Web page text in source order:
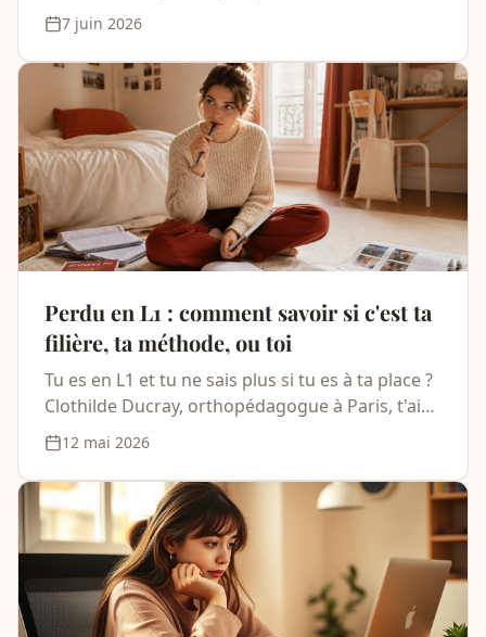
Ducray, orthopédagogue à Paris, t'explique
pourquoi la motivation ne se force pas et
comment la relancer.
7 juin 2026
Perdu en L1 : comment savoir si c'est ta
filière, ta méthode, ou toi
Tu es en L1 et tu ne sais plus si tu es à ta place ?
Clothilde Ducray, orthopédagogue à Paris, t'aide
à distinguer les 3 causes possibles et à décider
sans paniquer.
12 mai 2026